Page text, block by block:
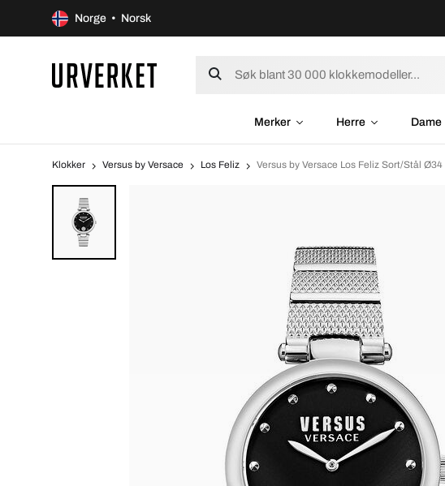
Norge • Norsk
Merker Herre Dame
Klokker Versus by Versace Los Feliz Versus by Versace Los Feliz Sort/Stål Ø34